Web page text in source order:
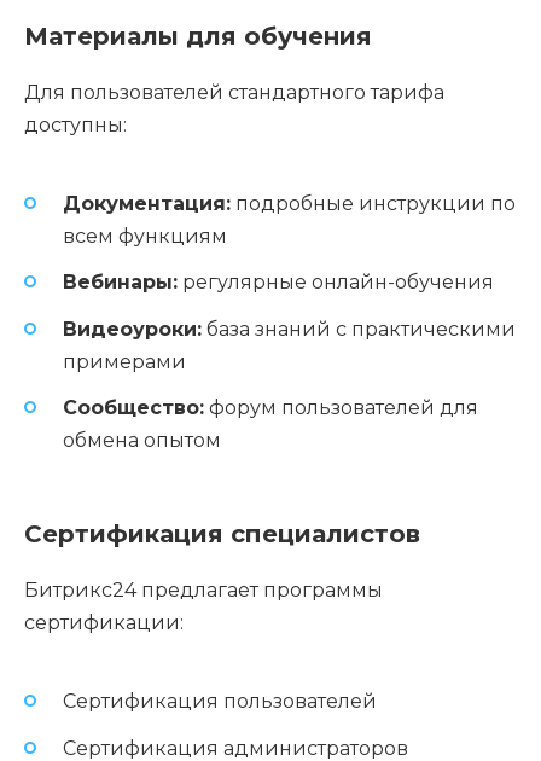
Материалы для обучения
Для пользователей стандартного тарифа
доступны:
Документация: подробные инструкции по
всем функциям
Вебинары: регулярные онлайн-обучения
Видеоуроки: база знаний с практическими
примерами
Сообщество: форум пользователей для
обмена опытом
Сертификация специалистов
Битрикс24 предлагает программы
сертификации:
Сертификация пользователей
Сертификация администраторов